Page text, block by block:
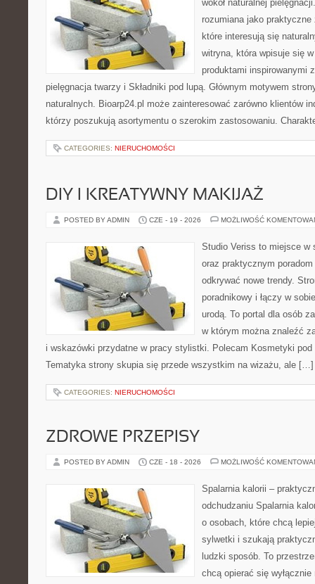
wokół naturalnej
rozumiana jako praktyczne
które interesują się
witryna, która wpisuje się
produktami inspirowanymi
pielęgnacja twarzy i Składniki pod lupą. Głównym motywem
naturalnych. Bioarp24.pl może zainteresować zarówno klientów
którzy poszukują asortymentu o szerokim zastosowaniu.
CATEGORIES: NIERUCHOMOŚCI
DIY I KREATYWNY MAKIJAŻ
POSTED BY ADMIN CZE - 19 - 2026 MOŻLIWOŚĆ
Studio Veriss to miejsce w
oraz praktycznym
odkrywać nowe trendy.
poradnikowy i łączy w
urodą. To portal dla osób
w którym można znaleźć
i wskazówki przydatne w pracy stylistki. Polecam Kosmetyki
Tematyka strony skupia się przede wszystkim na wizażu, ale […]
CATEGORIES: NIERUCHOMOŚCI
ZDROWE PRZEPISY
POSTED BY ADMIN CZE - 18 - 2026 MOŻLIWOŚĆ
Spalarnia kalorii –
odchudzaniu Spalarnia
o osobach, które chcą
sylwetki i szukają
ludzki sposób. To
chcą opierać się